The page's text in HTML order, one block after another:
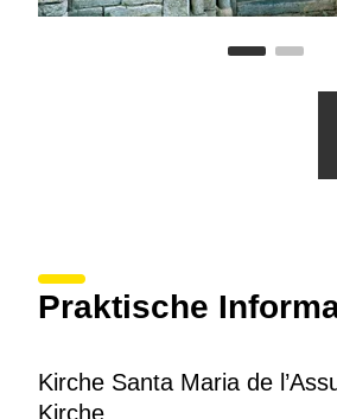
Praktische
Kirche Santa Maria de
Kirche